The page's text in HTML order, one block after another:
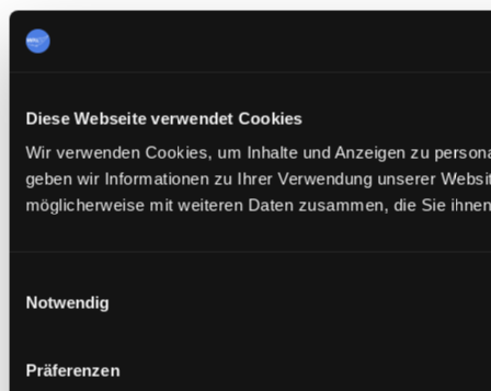
Diese Webseite verwendet Cookies
Wir verwenden Cookies, um Inhalte und Anzeigen zu
geben wir Informationen zu Ihrer Verwendung unserer
möglicherweise mit weiteren Daten zusammen, die Sie
Notwendig
Präferenzen